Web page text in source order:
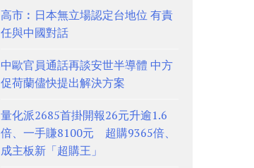
高市︰日本無立場認定台地位 有責
任與中國對話
中歐官員通話再談安世半導體 中方
促荷蘭儘快提出解決方案
量化派2685首掛開報26元升逾1.6
倍、一手賺8100元 超購9365倍、
成主板新「超購王」